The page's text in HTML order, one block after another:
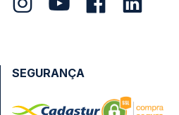
SEGURANÇA